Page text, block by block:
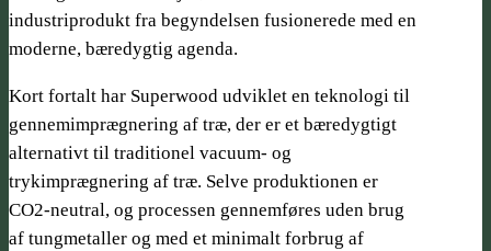
industriprodukt fra begyndelsen fusionerede med en
moderne, bæredygtig agenda.
Kort fortalt har Superwood udviklet en teknologi til
gennemimprægnering af træ, der er et bæredygtigt
alternativt til traditionel vacuum- og
trykimprægnering af træ. Selve produktionen er
CO2-neutral, og processen gennemføres uden brug
af tungmetaller og med et minimalt forbrug af